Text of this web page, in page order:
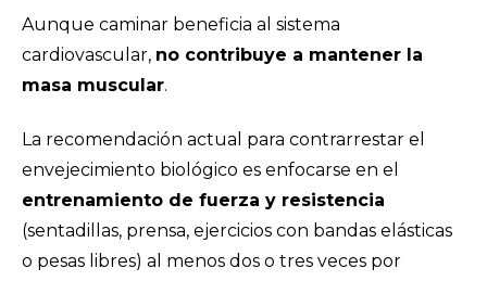
Aunque caminar beneficia al sistema
cardiovascular, no contribuye a mantener la
masa muscular.
La recomendación actual para contrarrestar el
envejecimiento biológico es enfocarse en el
entrenamiento de fuerza y resistencia
(sentadillas, prensa, ejercicios con bandas elásticas
o pesas libres) al menos dos o tres veces por